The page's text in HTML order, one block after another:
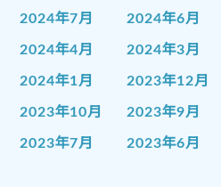
2024年7月 2024年6月
2024年4月 2024年3月
2024年1月 2023年12月
2023年10月 2023年9月
2023年7月 2023年6月